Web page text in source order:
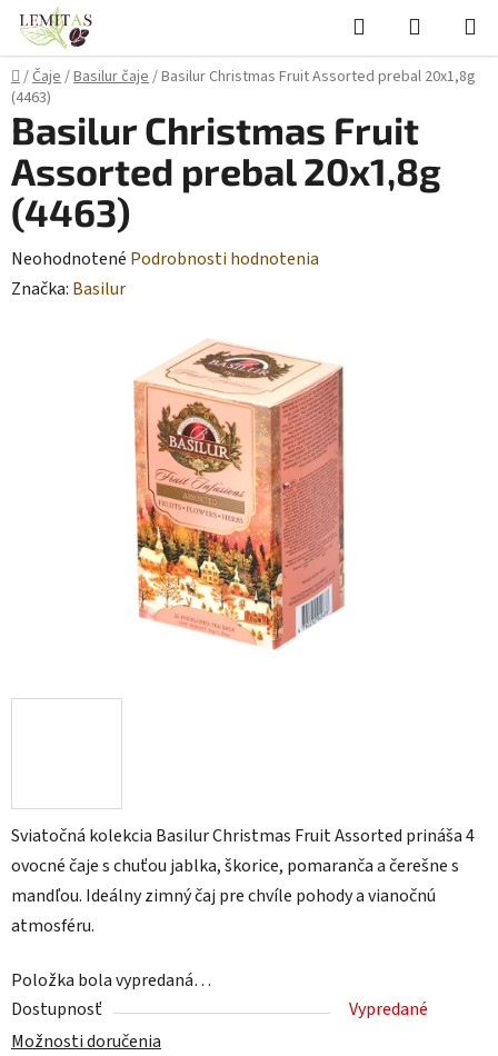
Prejsť
obsah
Hľadať
KOŠÍK
Domov
/Čaje/Basilur čaje/Basilur Christmas Fruit Assorted prebal 20x1,8g
(4463)
Sviatočná kolekcia Basilur Christmas Fruit Assorted prináša 4
ovocné čaje s chuťou jablka, škorice, pomaranča a čerešne s
mandľou. Ideálny zimný čaj pre chvíle pohody a vianočnú
atmosféru.
Položka bola vypredaná…
Dostupnosť
Vypredané
Možnosti doručenia
Basilur Christmas Fruit
Assorted prebal 20x1,8g
(4463)
Priemerné
hodnotenie
Neohodnotené Podrobnosti hodnotenia
Značka: Basilur